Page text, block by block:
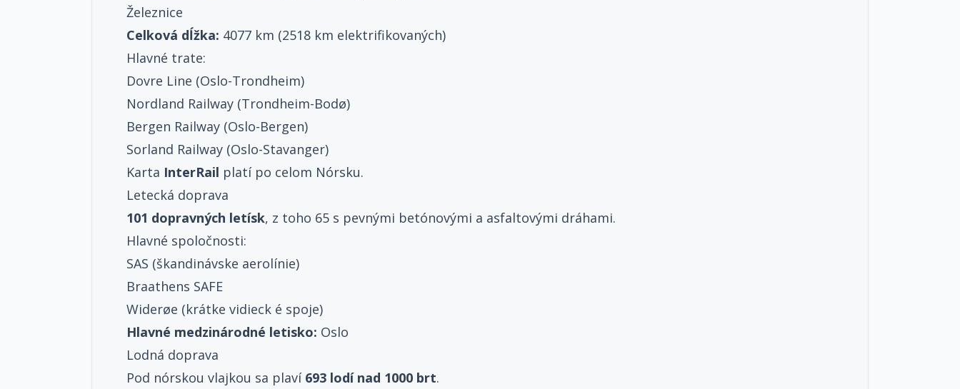
Železnice
Celková dĺžka: 4077 km (2518 km elektrifikovaných)
Hlavné trate:
Dovre Line (Oslo-Trondheim)
Nordland Railway (Trondheim-Bodø)
Bergen Railway (Oslo-Bergen)
Sorland Railway (Oslo-Stavanger)
Karta InterRail platí po celom Nórsku.
Letecká doprava
101 dopravných letísk, z toho 65 s pevnými betónovými a asfaltovými dráhami.
Hlavné spoločnosti:
SAS (škandinávske aerolínie)
Braathens SAFE
Widerøe (krátke vidieck é spoje)
Hlavné medzinárodné letisko: Oslo
Lodná doprava
Pod nórskou vlajkou sa plaví 693 lodí nad 1000 brt.